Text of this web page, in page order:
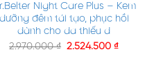
Night Care Plus – Kem
dưỡng đêm tái tạo, phục hồi
dành cho da thiếu d
2.970.000₫ 2.524.500₫